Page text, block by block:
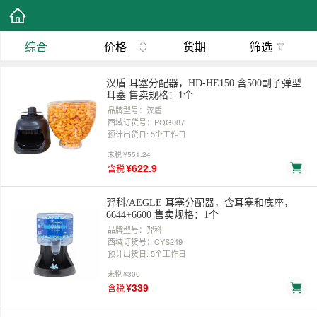
综合 价格 货期 筛选
汉盾 耳塞分配器，HD-HE150 含500副子弹型
耳塞 售卖规格：1个
品牌型号：汉盾
西域订货号：PQG087
预计出货日: 5个工作日
未税¥551.24
含税¥622.9
羿科/AEGLE 耳塞分配器，含耳塞和底座，
6644+6600 售卖规格：1个
品牌型号：羿科
西域订货号：CYS249
预计出货日: 5个工作日
未税¥300
含税¥339